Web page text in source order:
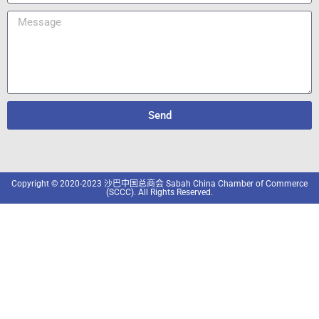
Send
Copyright © 2020-2023 沙巴中国总商会 Sabah China Chamber of Commerce
(SCCC). All Rights Reserved.